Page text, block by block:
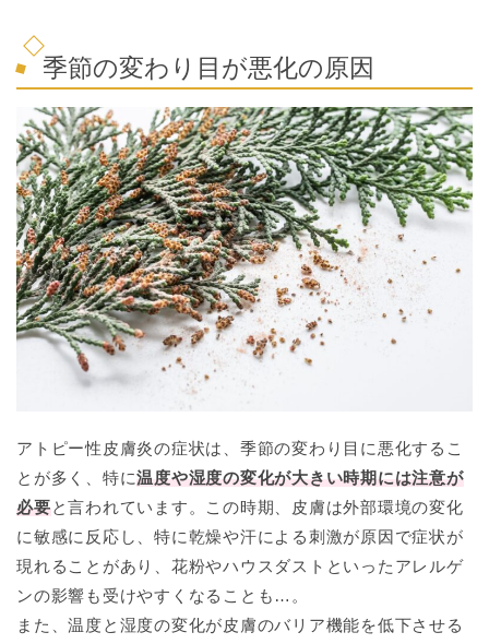
季節の変わり目が悪化の原因
アトピー性皮膚炎の症状は、季節の変わり目に悪化するこ
とが多く、特に温度や湿度の変化が大きい時期には注意が
必要と言われています。この時期、皮膚は外部環境の変化
に敏感に反応し、特に乾燥や汗による刺激が原因で症状が
現れることがあり、花粉やハウスダストといったアレルゲ
ンの影響も受けやすくなることも…。
また、温度と湿度の変化が皮膚のバリア機能を低下させる